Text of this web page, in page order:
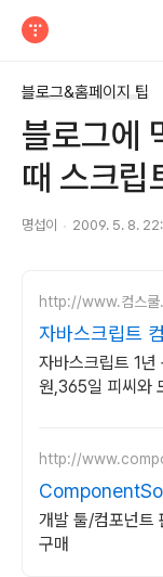
블로그&홈페이지 팁
블로그에
때 스크립
명섭이 2009. 5. 8.
http://www.컴스
자바스크립트
결제시 기프티
자바스크립트 1
원,365일 피씨와
http://
개발 툴/컴포넌트
구매